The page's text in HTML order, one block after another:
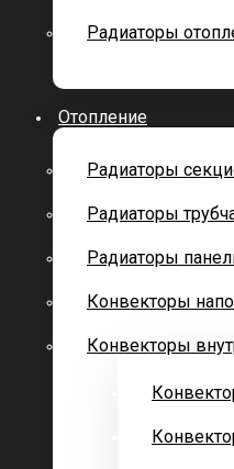
Радиаторы
Отопление
Радиаторы
Радиаторы
Радиаторы
Конвекторы
Конвекторы